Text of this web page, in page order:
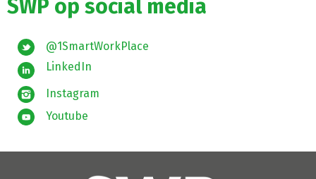
SWP op social media
@1SmartWorkPlace
LinkedIn
Instagram
Youtube